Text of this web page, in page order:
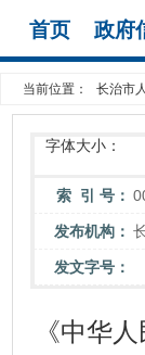
首页 政府
当前位置： 长治市
字体大小：
索 引 号：
发布机构：
发文字号：
《中华